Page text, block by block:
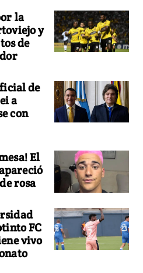
la
y
de
de
a
con
El
rosa
FC
vivo